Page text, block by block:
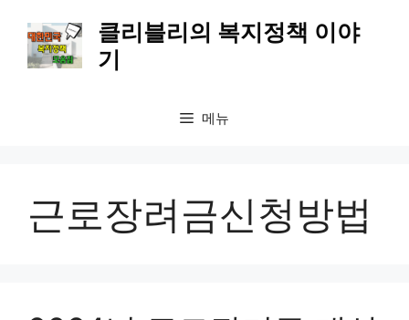
클리블리의 복지정책 이야
기
메뉴
근로장려금신청방법